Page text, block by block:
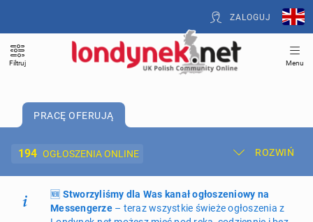
ZALOGUJ
Filtruj Menu
PRACĘ OFERUJĄ
194 OGŁOSZENIA ONLINE ROZWIŃ
Dodaj ogłoszenie Moje ogłoszenia
🆕 Stworzyliśmy dla Was kanał ogłoszeniowy na
Messengerze– teraz wszystkie świeże ogłoszenia z